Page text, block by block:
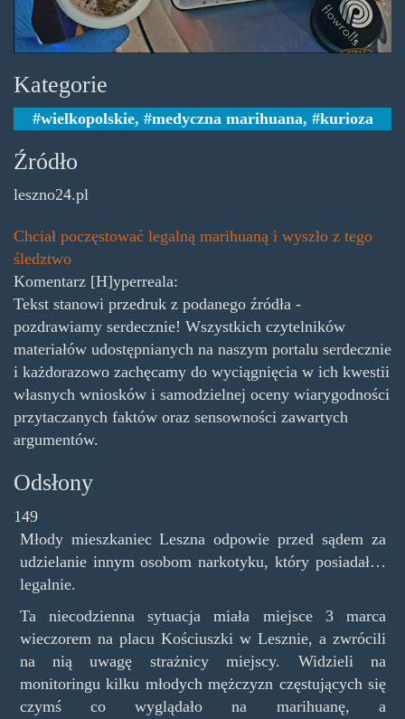
Kategorie
wielkopolskie, medyczna marihuana, kurioza
Źródło
leszno24.pl
Chciał poczęstować legalną marihuaną i wyszło z tego
śledztwo
Komentarz [H]yperreala:
Tekst stanowi przedruk z podanego źródła -
pozdrawiamy serdecznie! Wszystkich czytelników
materiałów udostępnianych na naszym portalu serdecznie
i każdorazowo zachęcamy do wyciągnięcia w ich kwestii
własnych wniosków i samodzielnej oceny wiarygodności
przytaczanych faktów oraz sensowności zawartych
argumentów.
Odsłony
149
Młody mieszkaniec Leszna odpowie przed sądem za
udzielanie innym osobom narkotyku, który posiadał…
legalnie.
Ta niecodzienna sytuacja miała miejsce 3 marca
wieczorem na placu Kościuszki w Lesznie, a zwrócili
na nią uwagę strażnicy miejscy. Widzieli na
monitoringu kilku młodych mężczyzn częstujących się
czymś co wyglądało na marihuanę, a